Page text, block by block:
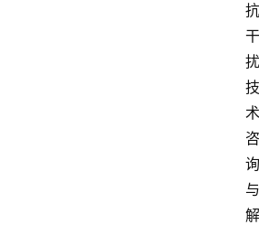
抗
干
扰
技
术
咨
询
与
解